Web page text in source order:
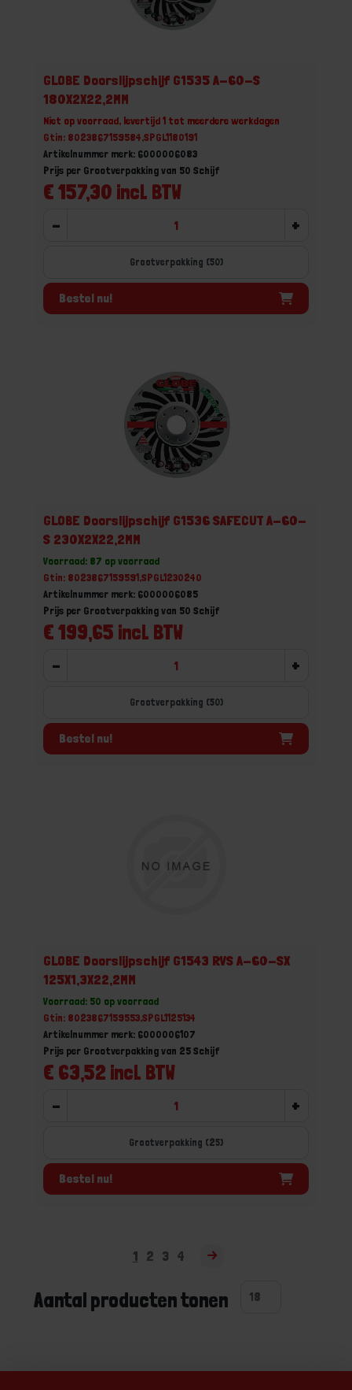
GLOBE Doorslijpschijf G1535 A-60-S
180X2X22,2MM
Niet op voorraad, levertijd 1 tot meerdere werkdagen
Gtin: 8023867159584,SPGL1180191
Artikelnummer merk: 6000006083
€ 157,30 incl. BTW
Prijs per Grootverpakking van 50 Schijf
- +
Grootverpakking (50)
Bestel nu!
GLOBE Doorslijpschijf G1536 SAFECUT A-60-
S 230X2X22,2MM
Voorraad: 87 op voorraad
Gtin: 8023867159591,SPGL1230240
Artikelnummer merk: 6000006085
€ 199,65 incl. BTW
Prijs per Grootverpakking van 50 Schijf
- +
Grootverpakking (50)
Bestel nu!
GLOBE Doorslijpschijf G1543 RVS A-60-SX
125X1,3X22,2MM
Voorraad: 50 op voorraad
Gtin: 8023867159553,SPGL1125134
Artikelnummer merk: 6000006107
€ 63,52 incl. BTW
Prijs per Grootverpakking van 25 Schijf
- +
Grootverpakking (25)
Bestel nu!
1 2 3 4
Aantal producten tonen